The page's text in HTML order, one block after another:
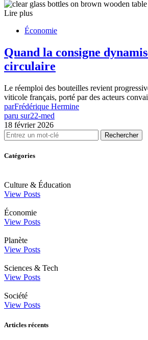
Lire plus
Économie
Quand la consigne
circulaire
Le réemploi des bouteilles revient
viticole français, porté par des acteurs
parFrédérique Hermine
paru sur22-med
18 février 2026
Rechercher
Catégories
Culture & Éducation
View Posts
Économie
View Posts
Planète
View Posts
Sciences & Tech
View Posts
Société
View Posts
Articles récents